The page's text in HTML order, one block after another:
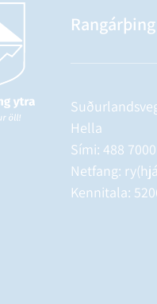
Hella
Sími: 488 7000
Netfang:
Kennitala: